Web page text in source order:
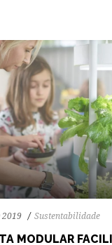
2019 Sustentabilidade
MODULAR